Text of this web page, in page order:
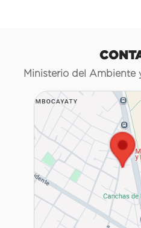
Ministerio del Ambiente